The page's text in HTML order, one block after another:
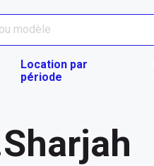
Location par
période